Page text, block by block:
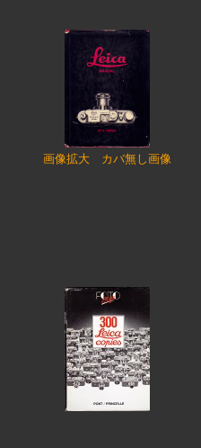
画像拡大 カバ無し画像